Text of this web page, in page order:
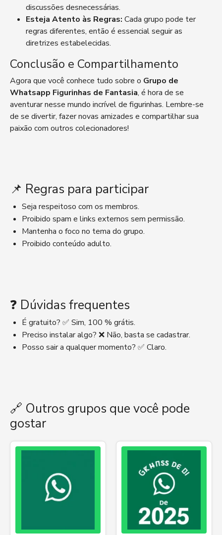
discussões desnecessárias.
Esteja Atento às Regras: Cada grupo pode ter
regras diferentes, então é essencial seguir as
diretrizes estabelecidas.
Conclusão e Compartilhamento
Agora que você conhece tudo sobre o Grupo de
Whatsapp Figurinhas de Fantasia, é hora de se
aventurar nesse mundo incrível de figurinhas. Lembre-se
de se divertir, fazer novas amizades e compartilhar sua
paixão com outros colecionadores!
📌 Regras para participar
Seja respeitoso com os membros.
Proibido spam e links externos sem permissão.
Mantenha o foco no tema do grupo.
Proibido conteúdo adulto.
❓ Dúvidas frequentes
É gratuito? ✅ Sim, 100 % grátis.
Preciso instalar algo? ❌ Não, basta se cadastrar.
Posso sair a qualquer momento? ✅ Claro.
🔗 Outros grupos que você pode
gostar